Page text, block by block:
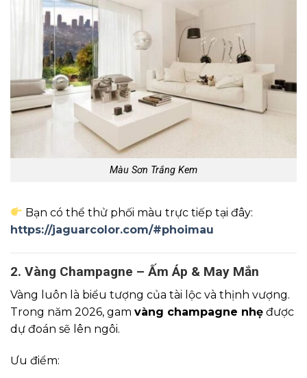
Màu Sơn Trắng Kem
Bạn có thể thử phối màu trực tiếp tại đây:
https://jaguarcolor.com/#phoimau
2. Vàng Champagne – Ấm Áp & May Mắn
Vàng luôn là biểu tượng của tài lộc và thịnh vượng.
Trong năm 2026, gam vàng champagne nhẹ được
dự đoán sẽ lên ngôi.
Ưu điểm: